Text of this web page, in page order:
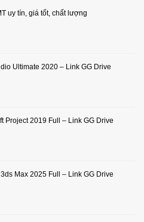
uy tín, giá tốt, chất lượng
Ultimate 2020 – Link GG Drive
Project 2019 Full – Link GG Drive
Max 2025 Full – Link GG Drive